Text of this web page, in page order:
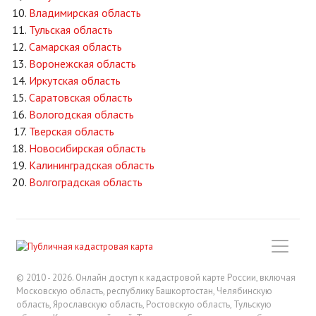
Владимирская область
Тульская область
Самарская область
Воронежская область
Иркутская область
Саратовская область
Вологодская область
Тверская область
Новосибирская область
Калининградская область
Волгоградская область
© 2010 - 2026. Онлайн доступ к кадастровой карте России, включая
Московскую область, республику Башкортостан, Челябинскую
область, Ярославскую область, Ростовскую область, Тульскую